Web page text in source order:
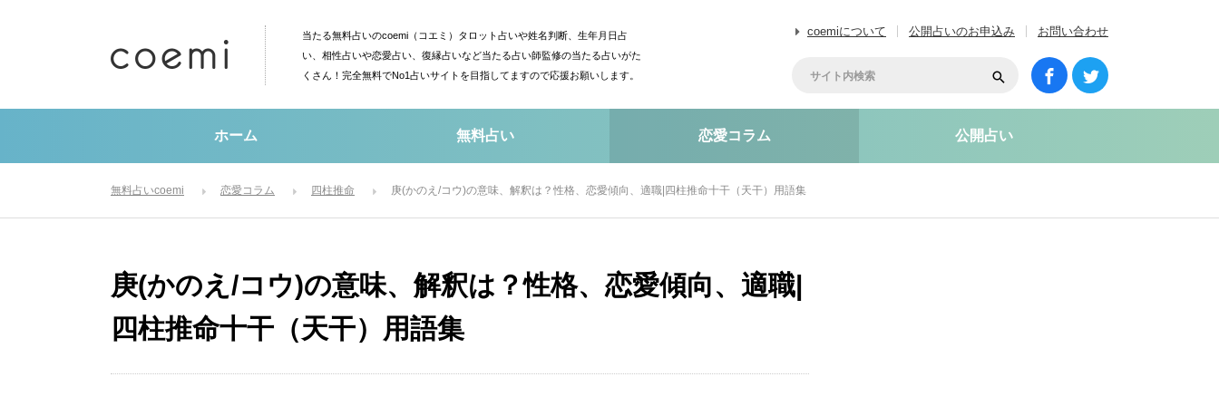
当たる無料占いのcoemi（コエミ）タロット占いや姓名判断、生年月日占
い、相性占いや恋愛占い、復縁占いなど当たる占い師監修の当たる占いがた
くさん！完全無料でNo1占いサイトを目指してますので応援お願いします。
coemiについて 公開占いのお申込み お問い合わせ
ホーム 無料占い 恋愛コラム 公開占い
無料占いcoemi 恋愛コラム 四柱推命 庚(かのえ/コウ)の意味、解釈は？性格、恋愛傾向、適職|四柱推命十干（天干）用語集
庚(かのえ/コウ)の意味、解釈は？性格、恋愛傾向、適職|
四柱推命十干（天干）用語集